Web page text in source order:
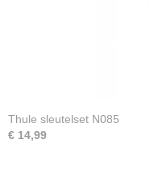
Thule sleutelset N085
€ 14,99